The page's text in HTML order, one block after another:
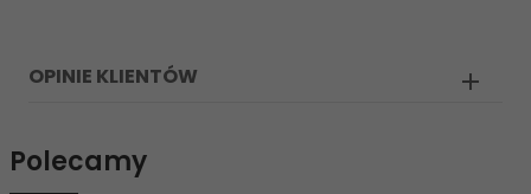
OPINIE KLIENTÓW
Polecamy